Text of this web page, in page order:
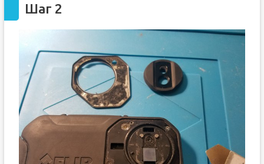
Шаг 2